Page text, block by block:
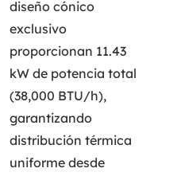
diseño cónico
exclusivo
proporcionan 11.43
kW de potencia total
(38,000 BTU/h),
garantizando
distribución térmica
uniforme desde